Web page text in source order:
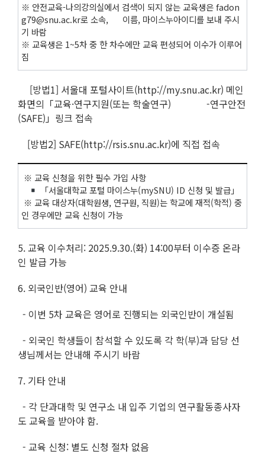
※ 안전교육-나의강의실에서 검색이 되지 않는 교육생은 fadon
g79@snu.ac.kr로 소속, 이름, 마이스누아이디를 보내 주시
기 바람
※ 교육생은 1~5차 중 한 차수에만 교육 편성되어 이수가 이루어
짐
[방법1] 서울대 포털사이트(http://my.snu.ac.kr) 메인
화면의「교육·연구지원(또는 학술연구) -연구안전
(SAFE)」링크 접속
[방법2] SAFE(http://rsis.snu.ac.kr)에 직접 접속
※ 교육 신청을 위한 필수 가입 사항
「서울대학교 포털 마이스누(mySNU) ID 신청 및 발급」
※ 교육 대상자(대학원생, 연구원, 직원)는 학교에 재적(학적) 중
인 경우에만 교육 신청이 가능
5. 교육 이수처리: 2025.9.30.(화) 14:00부터 이수증 온라
인 발급 가능
6. 외국인반(영어) 교육 안내
- 이번 5차 교육은 영어로 진행되는 외국인반이 개설됨
- 외국인 학생들이 참석할 수 있도록 각 학(부)과 담당 선
생님께서는 안내해 주시기 바람
7. 기타 안내
- 각 단과대학 및 연구소 내 입주 기업의 연구활동종사자
도 교육을 받아야 함.
- 교육 신청: 별도 신청 절차 없음